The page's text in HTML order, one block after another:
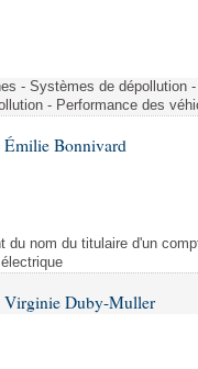
- Systèmes de dépollution
- Performance des
Émilie Bonnivard
du nom du titulaire d'un
Virginie Duby-Muller